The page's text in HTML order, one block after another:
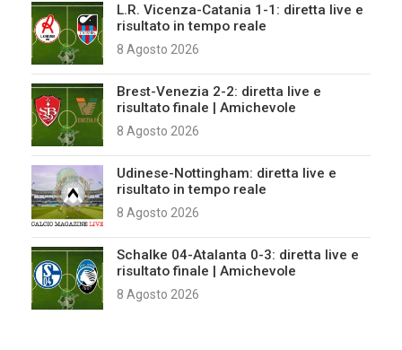
L.R. Vicenza-Catania 1-1: diretta live e
risultato in tempo reale
8 Agosto 2026
Brest-Venezia 2-2: diretta live e
risultato finale | Amichevole
8 Agosto 2026
Udinese-Nottingham: diretta live e
risultato in tempo reale
8 Agosto 2026
Schalke 04-Atalanta 0-3: diretta live e
risultato finale | Amichevole
8 Agosto 2026